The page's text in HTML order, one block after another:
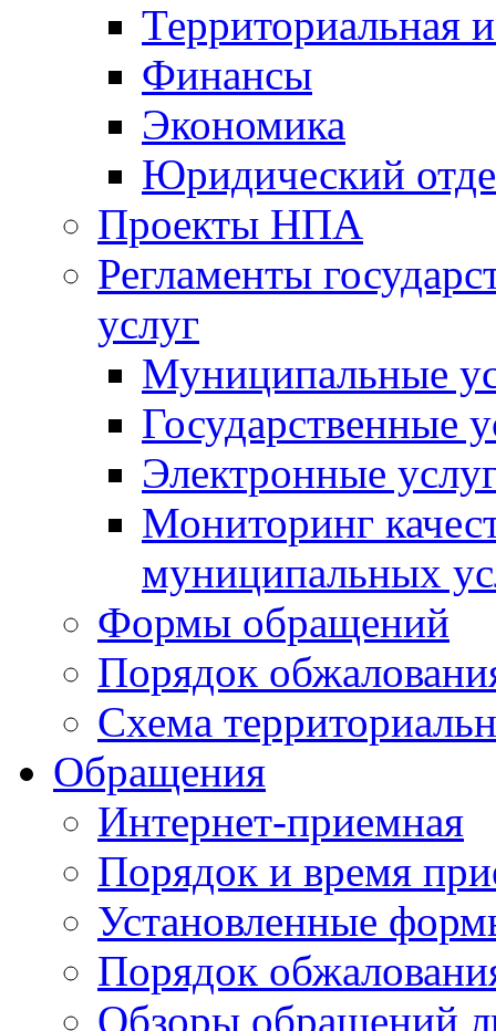
Территориальная
Финансы
Экономика
Юридический
Проекты НПА
Регламенты
услуг
Муниципальные
Государственные
Электронные
Мониторинг
муниципальных
Формы обращений
Порядок
Схема
Обращения
Интернет-приемная
Порядок и время
Установленные
Порядок
Обзоры обращений